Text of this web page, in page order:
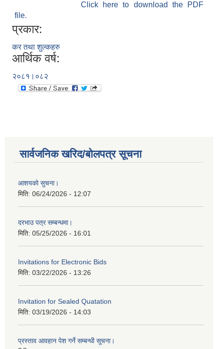
Click here to download the PDF
file.
प्रकार:
कर तथा शुल्कहरु
आर्थिक वर्ष:
२०८१।०८२
सार्वजनिक खरिद/बोलपत्र सूचना
आशयको सुचना।
मिति: 06/24/2026 - 12:07
दरभाउ पत्र सम्बन्धमा।
मिति: 05/25/2026 - 16:01
Invitations for Electronic Bids
मिति: 03/22/2026 - 13:26
Invitation for Sealed Quatation
मिति: 03/19/2026 - 14:03
प्रस्ताव आवहान पेश गर्ने सम्बन्धी सूचना।